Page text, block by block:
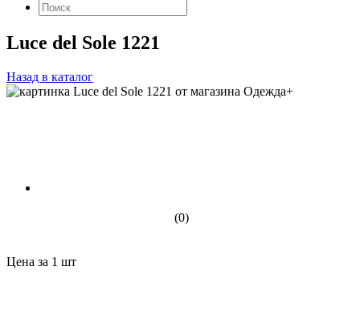
Luce del Sole 1221
Назад в каталог
(0)
Цена за 1 шт